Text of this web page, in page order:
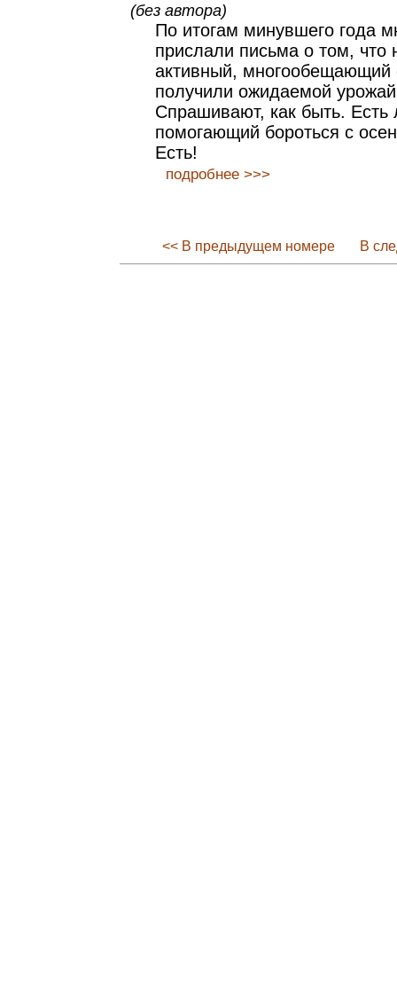
(без автора)
По итогам минувшего года
прислали письма о том, что
активный, многообещающий
получили ожидаемой
Спрашивают, как быть. Есть
помогающий бороться с
Есть!
подробнее >>>
<< В предыдущем номере В